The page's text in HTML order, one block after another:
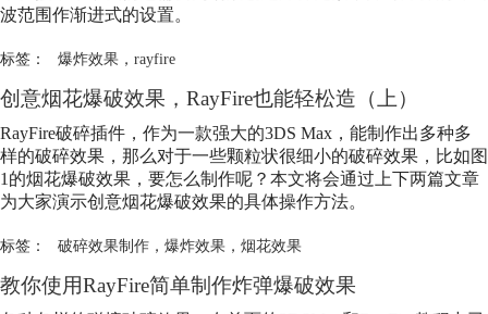
波范围作渐进式的设置。
标签： 爆炸效果， rayfire
创意烟花爆破效果，RayFire也能轻松造（上）
RayFire破碎插件，作为一款强大的3DS Max，能制作出多种多
样的破碎效果，那么对于一些颗粒状很细小的破碎效果，比如图
1的烟花爆破效果，要怎么制作呢？本文将会通过上下两篇文章
为大家演示创意烟花爆破效果的具体操作方法。
标签： 破碎效果制作， 爆炸效果， 烟花效果
教你使用RayFire简单制作炸弹爆破效果